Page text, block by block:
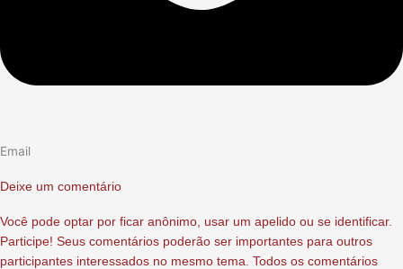
Email
Deixe um comentário
Você pode optar por ficar anônimo, usar um apelido ou se identificar.
Participe! Seus comentários poderão ser importantes para outros
participantes interessados no mesmo tema. Todos os comentários